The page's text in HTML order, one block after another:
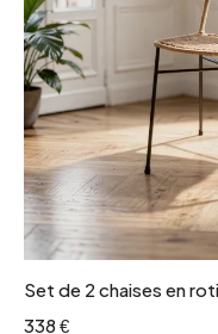
Set de 2 chaises en
338 €